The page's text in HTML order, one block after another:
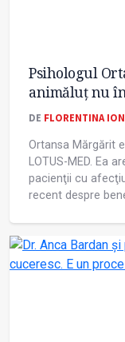
Psihologul
animăluț nu
DE FLORENTINA
Ortansa Mărgărit
LOTUS-MED. Ea
pacienţii cu
recent despre